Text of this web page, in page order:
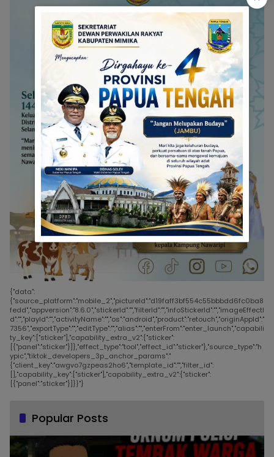
{"data":
{"source_platform":"mobile_2","pictureId":"d19faff3bf554c55bbbdd6fc0ba8
fedd","appversion":"8.6.0","stickerId":"","filterId":"","infoStickerId":"","imageEffectI
d":"","playId":"","activityName":"","os":"android","product":"retouch","originAppId":"
7356","exportType":"","editType":"","alias":"","enterFrom":"enter_launch","capabili
ty_key":["sticker"],"capability_extra_v2":{"sticker":
[{"panel":"sticker"}]},"effect_type":"tool","effect_id":"sticker"},"source_type":"h
ypic","tiktok_developers_3p_anchor_params":"
{"client_key":"awgvo7gzpeas2ho6","template_id":"","filter_id":
[],"capability_key":["sticker"],"capability_extra_v2":{"sticker":
[{"panel":"sticker"}]}}"}
Popular Posts